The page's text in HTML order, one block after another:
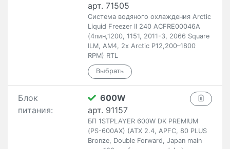
арт. 71505
Система водяного охлаждения Arctic
Liquid Freezer II 240 ACFRE00046A
(4пин,1200, 1151, 2011-3, 2066 Square
ILM, AM4, 2x Arctic P12,200–1800
RPM) RTL
Блок
питания:
600W
арт. 91157
БП 1STPLAYER 600W DK PREMIUM
(PS-600AX) (ATX 2.4, APFC, 80 PLUS
Bronze, Double Forward, Japan main